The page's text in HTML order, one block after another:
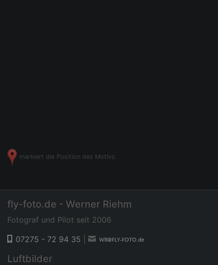
markiert die Position des Motivs.
fly-foto.de - Werner Riehm
Fotograf und Pilot seit 2006
07275 - 72 94 35
Luftbilder